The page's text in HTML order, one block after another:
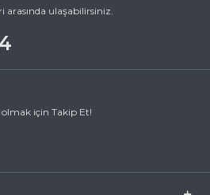
ulaşabilirsiniz.
için Takip Et!